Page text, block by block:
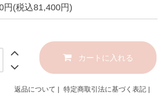
円(税込81,400円)
カートに入れる
返品について | 特定商取引法に基づく表記 |